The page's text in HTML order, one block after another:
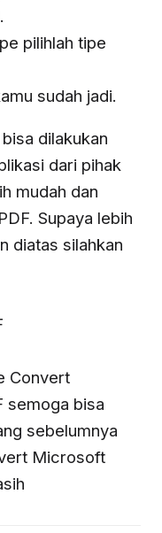
pilihlah tipe
sudah jadi.
dilakukan
dari pihak
mudah dan
Supaya lebih
diatas silahkan
Convert
semoga bisa
sebelumnya
Microsoft